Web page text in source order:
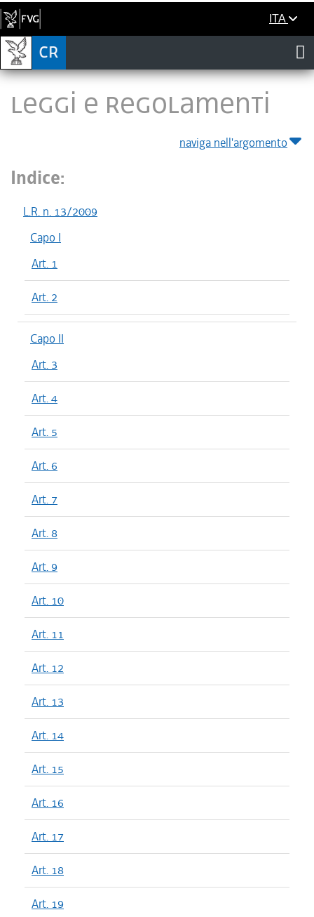
ITA
LEGGI E REGOLAMENTI
naviga nell'argomento
Indice:
L.R. n. 13/2009
Capo I
Art. 1
Art. 2
Capo II
Art. 3
Art. 4
Art. 5
Art. 6
Art. 7
Art. 8
Art. 9
Art. 10
Art. 11
Art. 12
Art. 13
Art. 14
Art. 15
Art. 16
Art. 17
Art. 18
Art. 19